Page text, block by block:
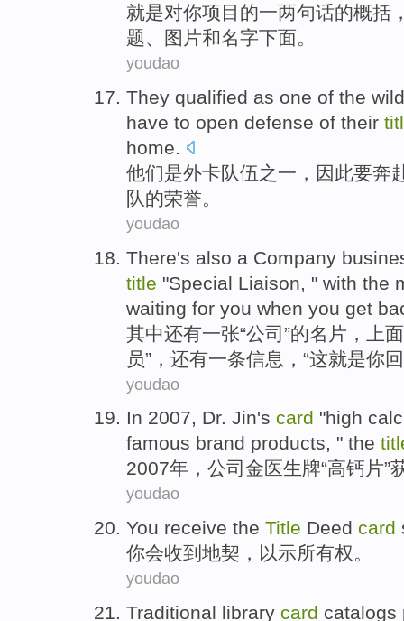
就是对你项目 的一两句话的概括
题、 图片和名字下面。
youdao
They qualified as one of the
have to open defense of their
home.
他们是外卡队伍之一 ， 因此要奔
队的荣誉。
youdao
There's also a Company
title "Special Liaison , " with the
waiting for you when you get
其中还有一张“公司”的名片 ，上
员”， 还有一条信息，“这就是你
youdao
In 2007, Dr. Jin's card "high
famous brand products, " the
2007年，公司 金医生牌“高钙片”
youdao
You receive the Title Deed card
你会收到 地契 ， 以示所有权。
youdao
Traditional library card catalogs